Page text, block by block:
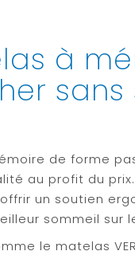
à
sans
de forme
au profit du
un soutien
sommeil sur
le matelas